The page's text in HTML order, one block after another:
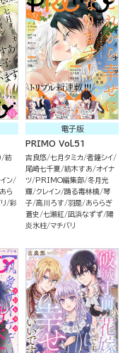
紡
ン
あら
彩
電子版
PRIMO Vol.51
吉良悠 七月タミカ 者鐘シイ
尾崎七千夏 紡木すあ オイナ
ツ
PRIMO編集部 冬月光
輝 クレイン 踊る毒林檎 琴
子 高川ろす 羽是 あららぎ
蒼史
七瀬紅 凪浜なずず 陽
炎氷柱 マチバリ